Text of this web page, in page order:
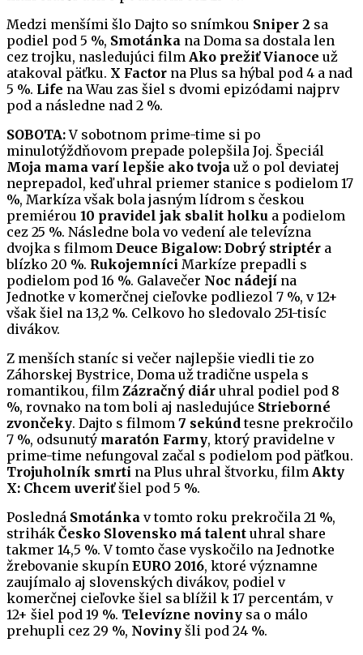
Medzi menšími šlo Dajto so snímkou Sniper 2 sa
podiel pod 5 %, Smotánka na Doma sa dostala len
cez trojku, nasledujúci film Ako prežiť Vianoce už
atakoval päťku. X Factor na Plus sa hýbal pod 4 a nad
5 %. Life na Wau zas šiel s dvomi epizódami najprv
pod a následne nad 2 %.
SOBOTA:V sobotnom prime-time si po
minulotýždňovom prepade polepšila Joj. Špeciál
Moja mama varí lepšie ako tvoja už o pol deviatej
neprepadol, keď uhral priemer stanice s podielom 17
%, Markíza však bola jasným lídrom s českou
premiérou 10 pravidel jak sbalit holku a podielom
cez 25 %. Následne bola vo vedení ale televízna
dvojka s filmom Deuce Bigalow: Dobrý striptér a
blízko 20 %. Rukojemníci Markíze prepadli s
podielom pod 16 %. Galavečer Noc nádejí na
Jednotke v komerčnej cieľovke podliezol 7 %, v 12+
však šiel na 13,2 %. Celkovo ho sledovalo 251-tisíc
divákov.
Z menších staníc si večer najlepšie viedli tie zo
Záhorskej Bystrice, Doma už tradične uspela s
romantikou, film Zázračný diár uhral podiel pod 8
%, rovnako na tom boli aj nasledujúce Strieborné
zvončeky. Dajto s filmom 7 sekúndtesne prekročilo
7 %, odsunutý maratón Farmy, ktorý pravidelne v
prime-time nefungoval začal s podielom pod päťkou.
Trojuholník smrti na Plus uhral štvorku, film Akty
X: Chcem uveriťšiel pod 5 %.
Posledná Smotánka v tomto roku prekročila 21 %,
strihák Česko Slovensko má talent uhral share
takmer 14,5 %. V tomto čase vyskočilo na Jednotke
žrebovanie skupín EURO 2016, ktoré významne
zaujímalo aj slovenských divákov, podiel v
komerčnej cieľovke šiel sa blížil k 17 percentám, v
12+ šiel pod 19 %. Televízne noviny sa o málo
prehupli cez 29 %, Noviny šli pod 24 %.